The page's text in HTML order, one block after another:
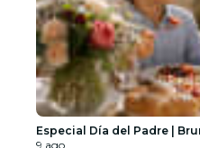
Especial Día del Padre |
9 ago